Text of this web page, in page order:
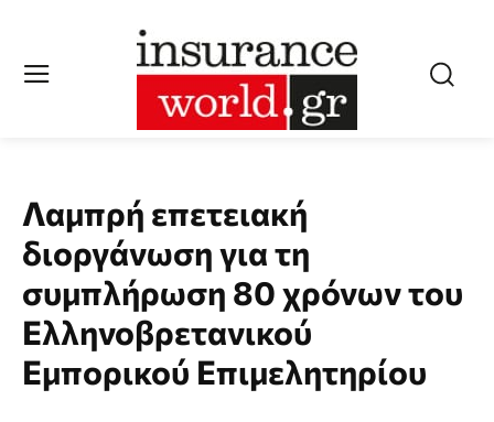
Λαμπρή επετειακή
διοργάνωση για τη
συμπλήρωση 80 χρόνων του
Ελληνοβρετανικού
Εμπορικού Επιμελητηρίου